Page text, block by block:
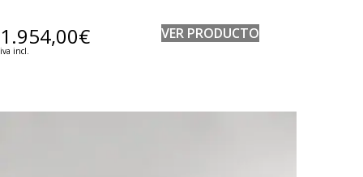
1.954,00€
iva incl.
VER PRODUCTO